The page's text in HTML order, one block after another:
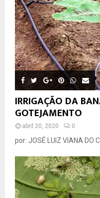
IRRIGAÇÃO DA
GOTEJAMENTO
abril 20, 2020 0
por: JOSÉ LUIZ VIANA